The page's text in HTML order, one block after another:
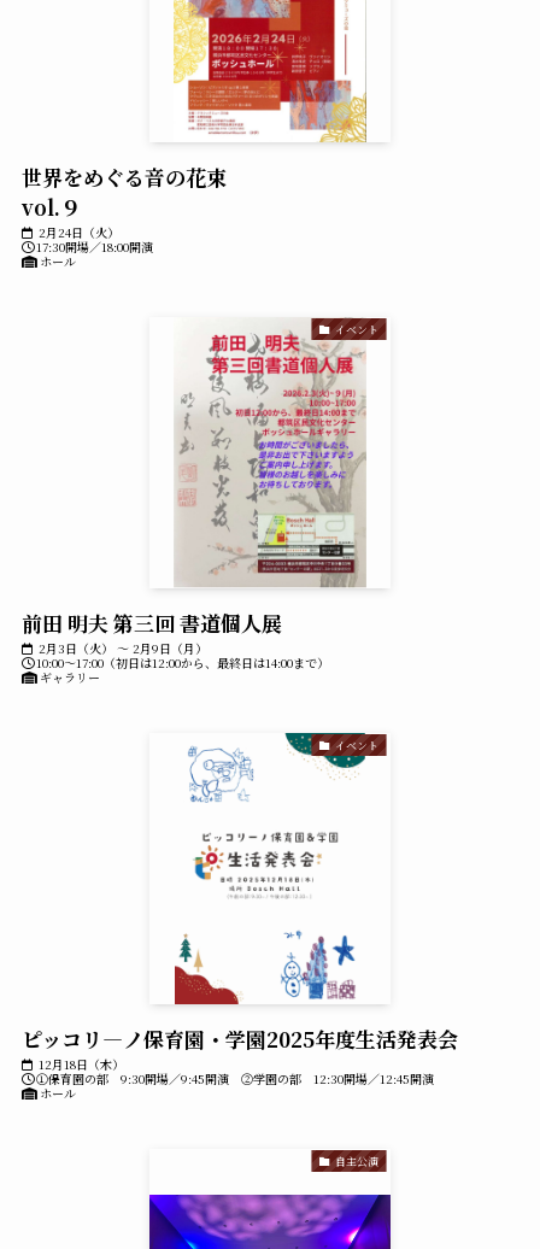
世界をめぐる音の花束
vol.９
2月24日（火）
17:30開場／18:00開演
ホール
イベント
前田 明夫 第三回 書道個人展
2月3日（火） ～ 2月9日（月）
10:00～17:00（初日は12:00から、最終日は14:00まで）
ギャラリー
イベント
ピッコリ―ノ保育園・学園2025年度生活発表会
12月18日（木）
①保育園の部 9:30開場／9:45開演 ②学園の部 12:30開場／12:45開演
ホール
自主公演